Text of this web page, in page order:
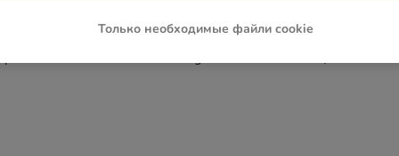
has occurred while loading
Только необходимые файли cookie